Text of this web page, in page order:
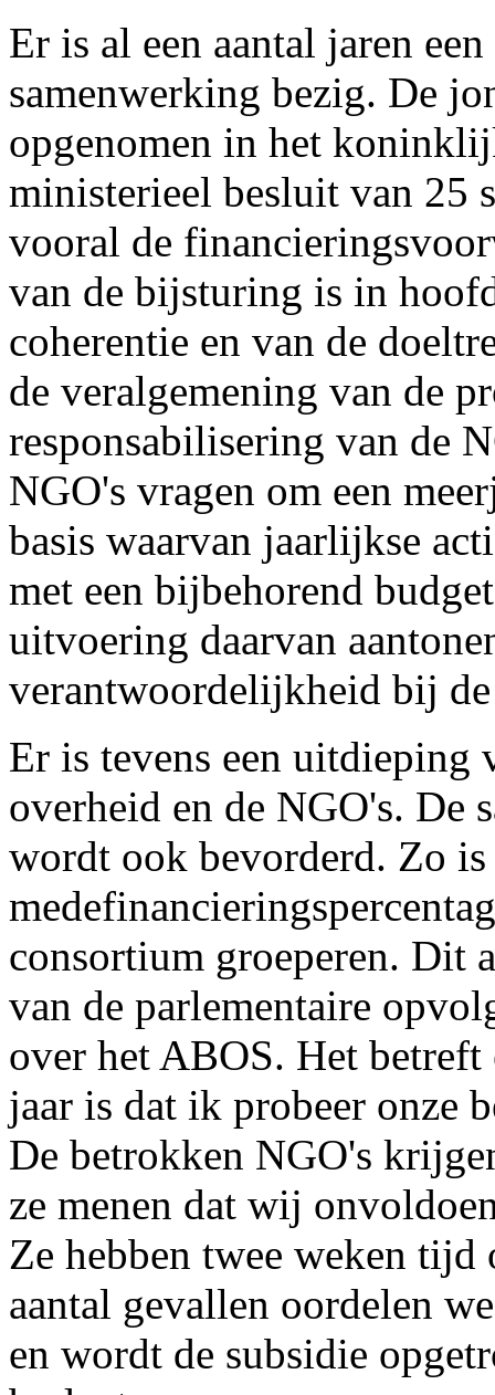
Er is al een aantal jaren
samenwerking bezig. De
opgenomen in het
ministerieel besluit van 25
vooral de
van de bijsturing is in
coherentie en van de
de veralgemening van de
responsabilisering van de
NGO's vragen om een
basis waarvan jaarlijkse
met een bijbehorend
uitvoering daarvan
verantwoordelijkheid bij
Er is tevens een uitdieping
overheid en de NGO's. De
wordt ook bevorderd. Zo is
consortium groeperen. Dit
van de parlementaire
over het ABOS. Het
jaar is dat ik probeer onze
De betrokken NGO's
ze menen dat wij
Ze hebben twee weken tijd
aantal gevallen oordelen
en wordt de subsidie